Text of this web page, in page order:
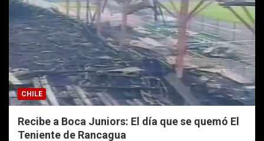
CHILE
Recibe a Boca Juniors: El día que se quemó El
Teniente de Rancagua